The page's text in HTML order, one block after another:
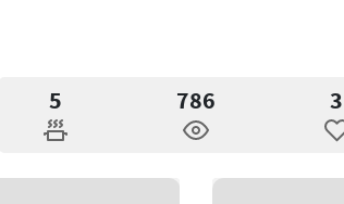
5 786 3